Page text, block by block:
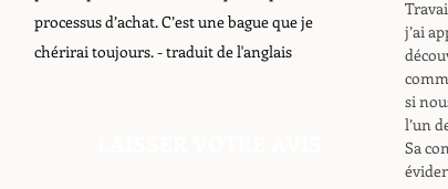
processus d’achat. C’est une bague que je
chérirai toujours.- traduit de l'anglais
j’ai
si
l’un
Sa